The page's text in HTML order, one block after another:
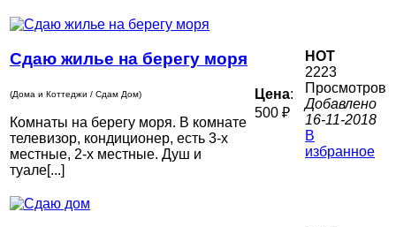
Сдаю жилье на берегу моря
(Дома и Коттеджи / Сдам Дом)
Комнаты на берегу моря. В комнате
телевизор, кондиционер, есть 3-х
местные, 2-х местные. Душ и
туале[...]
Цена:
500 ₽
HOT
2223
Просмотров
Добавлено
16-11-2018
В
избранное